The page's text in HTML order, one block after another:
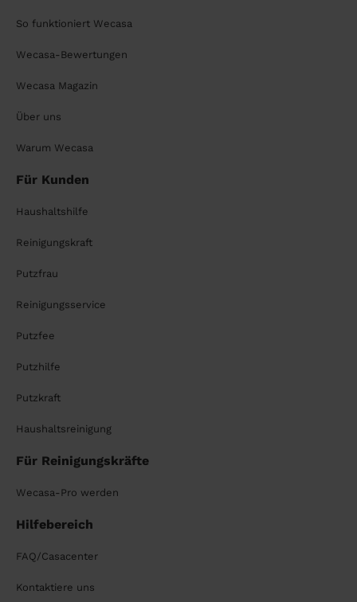
So funktioniert Wecasa
Wecasa-Bewertungen
Wecasa Magazin
Über uns
Warum Wecasa
Für Kunden
Haushaltshilfe
Reinigungskraft
Putzfrau
Reinigungsservice
Putzfee
Putzhilfe
Putzkraft
Haushaltsreinigung
Für Reinigungskräfte
Wecasa-Pro werden
Hilfebereich
FAQ/Casacenter
Kontaktiere uns